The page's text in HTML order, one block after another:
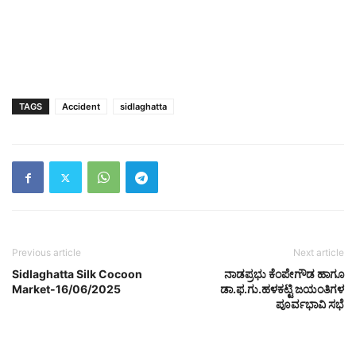
TAGS Accident sidlaghatta
Previous article
Sidlaghatta Silk Cocoon
Market-16/06/2025
Next article
ನಾಡಪ್ರಭು ಕೆಂಪೇಗೌಡ ಹಾಗೂ
ಡಾ.ಫ.ಗು.ಹಳಕಟ್ಟಿ ಜಯಂತಿಗಳ
ಪೂರ್ವಭಾವಿ ಸಭೆ